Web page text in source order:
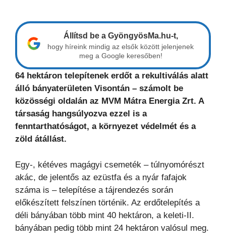
Állítsd be a GyöngyösMa.hu-t,
hogy híreink mindig az elsők között jelenjenek
meg a Google keresőben!
64 hektáron telepítenek erdőt a rekultiválás alatt
álló bányaterületen Visontán – számolt be
közösségi oldalán az MVM Mátra Energia Zrt. A
társaság hangsúlyozva ezzel is a
fenntarthatóságot, a környezet védelmét és a
zöld átállást.
Egy-, kétéves magágyi csemeték – túlnyomórészt
akác, de jelentős az ezüstfa és a nyár fafajok
száma is – telepítése a tájrendezés során
előkészített felszínen történik. Az erdőtelepítés a
déli bányában több mint 40 hektáron, a keleti-II.
bányában pedig több mint 24 hektáron valósul meg.